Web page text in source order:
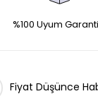
%100 Uyum
Fiyat Düşünce